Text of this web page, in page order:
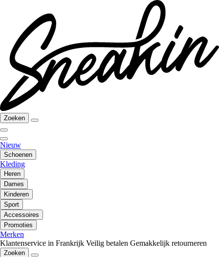
Zoeken
Nieuw
Schoenen
Kleding
Heren
Dames
Kinderen
Sport
Accessoires
Promoties
Merken
Klantenservice in Frankrijk Veilig betalen Gemakkelijk retourneren
Zoeken